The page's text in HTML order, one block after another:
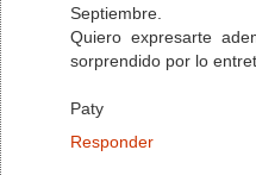
Septiembre.
Quiero expresarte
sorprendido por lo
Paty
Responder